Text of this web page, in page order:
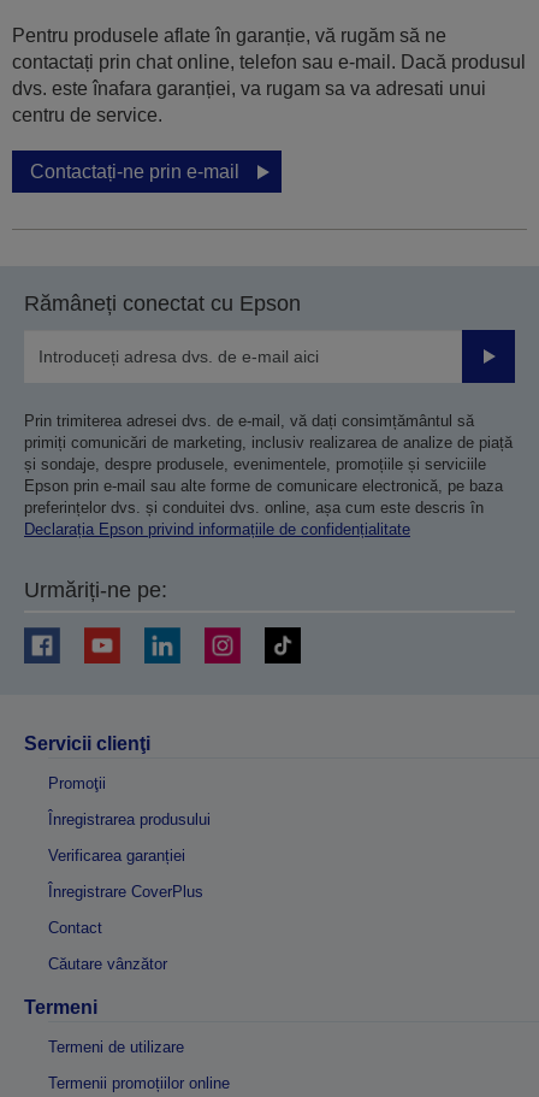
Pentru produsele aflate în garanție, vă rugăm să ne
contactați prin chat online, telefon sau e-mail. Dacă produsul
dvs. este înafara garanției, va rugam sa va adresati unui
centru de service.
Contactați-ne prin e-mail
Rămâneți conectat cu Epson
Prin trimiterea adresei dvs. de e-mail, vă dați consimțământul să
primiți comunicări de marketing, inclusiv realizarea de analize de piață
și sondaje, despre produsele, evenimentele, promoțiile și serviciile
Epson prin e-mail sau alte forme de comunicare electronică, pe baza
preferințelor dvs. și conduitei dvs. online, așa cum este descris în
Declarația Epson privind informațiile de confidențialitate
Urmăriți-ne pe:
Servicii clienţi
Promoţii
Înregistrarea produsului
Verificarea garanției
Înregistrare CoverPlus
Contact
Căutare vânzător
Termeni
Termeni de utilizare
Termenii promoțiilor online